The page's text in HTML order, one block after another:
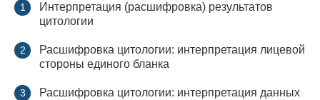
Интерпретация (расшифровка) результатов
цитологии
Расшифровка цитологии: интерпретация лицевой
стороны единого бланка
Расшифровка цитологии: интерпретация данных